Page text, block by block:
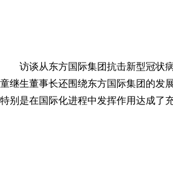
访谈从东方国际集团抗击新型冠状
童继生董事长还围绕东方国际集团的发
特别是在国际化进程中发挥作用达成了